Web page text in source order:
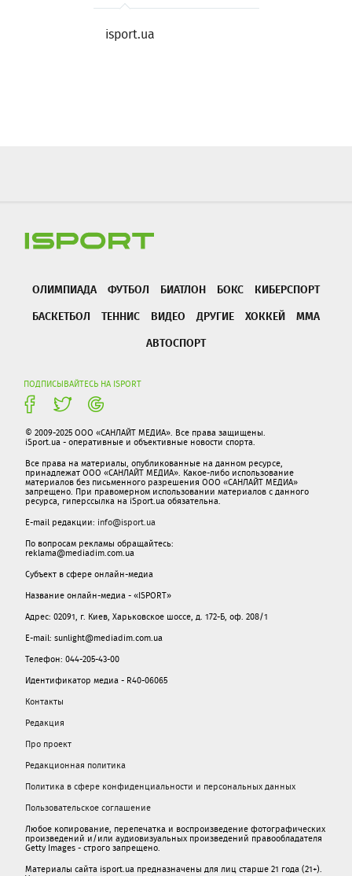
isport.ua
ОЛИМПИАДА ФУТБОЛ БИАТЛОН БОКС
КИБЕРСПОРТ
БАСКЕТБОЛ
ТЕННИС ВИДЕО ДРУГИЕ ХОККЕЙ
ММА
АВТОСПОРТ
ПОДПИСЫВАЙТЕСЬ НА ISPORT
© 2009-2025 ООО «САНЛАЙТ МЕДИА». Все права защищены.
iSport.ua - оперативные и объективные новости спорта.
Все права на материалы, опубликованные на данном ресурсе,
принадлежат ООО «САНЛАЙТ МЕДИА». Какое-либо использование
материалов без письменного разрешения ООО «САНЛАЙТ МЕДИА»
запрещено. При правомерном использовании материалов с данного
ресурса, гиперссылка на iSport.ua обязательна.
E-mail редакции: info@isport.ua
По вопросам рекламы обращайтесь:
reklama@mediadim.com.ua
Субъект в сфере онлайн-медиа
Название онлайн-медиа - «ISPORT»
Адрес: 02091, г. Киев, Харьковское шоссе, д. 172-Б, оф. 208/1
E-mail: sunlight@mediadim.com.ua
Телефон: 044-205-43-00
Идентификатор медиа - R40-06065
Контакты
Редакция
Про проект
Редакционная политика
Политика в сфере конфиденциальности и персональных данных
Пользовательское соглашение
Любое копирование, перепечатка и воспроизведение фотографических
произведений и/или аудиовизуальных произведений правообладателя
Getty Images - строго запрещено.
Материалы сайта isport.ua предназначены для лиц старше 21 года (21+).